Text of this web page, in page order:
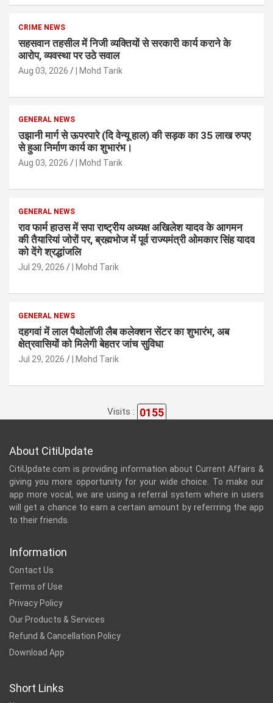
CRIME NEWS
सहसवान तहसील में निजी व्यक्तियों से सरकारी कार्य कराने के
आरोप, व्यवस्था पर उठे सवाल
Aug 03, 2026 | Mohd Tarik
GENERAL NEWS
उझानी मार्ग से ऊपरपारे (दि वेन्यू हाल) की सड़क का 35 लाख रुपए
से हुआ निर्माण कार्य का शुभारंभ।
Aug 03, 2026 | Mohd Tarik
GENERAL NEWS
राव फार्म हाउस में सपा राष्ट्रीय अध्यक्ष अखिलेश यादव के आगमन
की तैयारियां जोरों पर, ब्रह्मभोज में पूर्व राज्यमंत्री ओमकार सिंह यादव
को देंगे श्रद्धांजलि
Jul 29, 2026 | Mohd Tarik
GENERAL NEWS
दहगवां में लाल पैथोलॉजी लैब कलेक्शन सेंटर का शुभारंभ, अब
क्षेत्रवासियों को मिलेगी बेहतर जांच सुविधा
Jul 29, 2026 | Mohd Tarik
Visits : 0155
About CitiUpdate
CitiUpdate.com is providing information about Current Affairs &
giving you more opportunity for your wide choice. To make our
app more vocal, we are using a referral system where in users
will get a chance to earn a certain amount by referrring the app
to their friends.
Information
Contact Us
Terms of Use
Privacy Policy
Our Products & Services
Refund & Cancellation Policy
Download App
Short Links